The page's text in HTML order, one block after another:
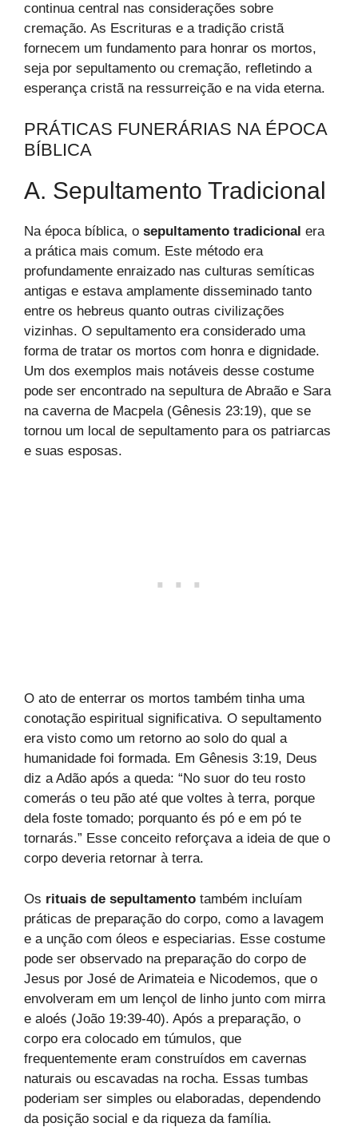
continua central nas considerações sobre
cremação. As Escrituras e a tradição cristã
fornecem um fundamento para honrar os mortos,
seja por sepultamento ou cremação, refletindo a
esperança cristã na ressurreição e na vida eterna.
PRÁTICAS FUNERÁRIAS NA ÉPOCA
BÍBLICA
A. Sepultamento Tradicional
Na época bíblica, o sepultamento tradicional era
a prática mais comum. Este método era
profundamente enraizado nas culturas semíticas
antigas e estava amplamente disseminado tanto
entre os hebreus quanto outras civilizações
vizinhas. O sepultamento era considerado uma
forma de tratar os mortos com honra e dignidade.
Um dos exemplos mais notáveis desse costume
pode ser encontrado na sepultura de Abraão e Sara
na caverna de Macpela (Gênesis 23:19), que se
tornou um local de sepultamento para os patriarcas
e suas esposas.
O ato de enterrar os mortos também tinha uma
conotação espiritual significativa. O sepultamento
era visto como um retorno ao solo do qual a
humanidade foi formada. Em Gênesis 3:19, Deus
diz a Adão após a queda: “No suor do teu rosto
comerás o teu pão até que voltes à terra, porque
dela foste tomado; porquanto és pó e em pó te
tornarás.” Esse conceito reforçava a ideia de que o
corpo deveria retornar à terra.
Os rituais de sepultamento também incluíam
práticas de preparação do corpo, como a lavagem
e a unção com óleos e especiarias. Esse costume
pode ser observado na preparação do corpo de
Jesus por José de Arimateia e Nicodemos, que o
envolveram em um lençol de linho junto com mirra
e aloés (João 19:39-40). Após a preparação, o
corpo era colocado em túmulos, que
frequentemente eram construídos em cavernas
naturais ou escavadas na rocha. Essas tumbas
poderiam ser simples ou elaboradas, dependendo
da posição social e da riqueza da família.